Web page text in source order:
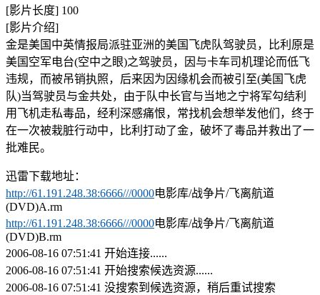
[影片长度] 100
[影片介绍]
金是美国中英情报局派驻亚洲的美国飞虎队驾驶员，比利原是
美国空军电台(空中之眼)之驾驶员，因与卡车司机理论而低飞
违规，而被吊销执照，后来因为因缘机会而被引至(美国飞虎
队)当驾驶员与金共处，由于队中长官与当地之宁将军勾结利
用飞机走私毒品，经利深感痛恨，常找机会想举发他们，终于
在一次被栽脏行动中，比利打动了金，破坏了毒品并救出了一
批难民。
迅雷下载地址：
http://61.191.248.38:6666///0000电影库/战争片/飞离航道
(DVD)A.rm
http://61.191.248.38:6666///0000电影库/战争片/飞离航道
(DVD)B.rm
2006-08-16 07:51:41 开始连接......
2006-08-16 07:51:41 开始搜索候选资源......
2006-08-16 07:51:41 没搜索到候选资源，稍后重试搜索